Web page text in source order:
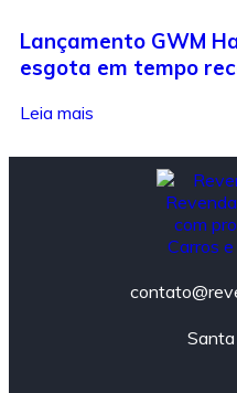
Lançamento GWM
esgota em tempo
Leia mais